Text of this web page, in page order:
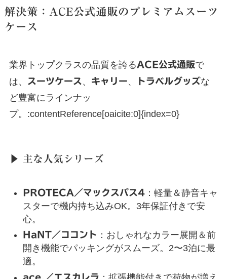
解決策：ACE公式通販のプレミアムスーツ
ケース
業界トップクラスの品質を誇るACE公式通販で
は、
スーツケース 、 キャリー、 トラベルグッズな
ど豊富にラインナッ
プ。:contentReference[oaicite:0]{index=0}
▶ 主な人気シリーズ
PROTECA／マックスパス4：軽量＆静音キャ
スターで機内持ち込みOK。3年保証付きで安
心。
HaNT／ココント ：おしゃれなカラー展開＆前
開き機能でパッキングがスムーズ。2〜3泊に最
適。
ace.／エスカレラ